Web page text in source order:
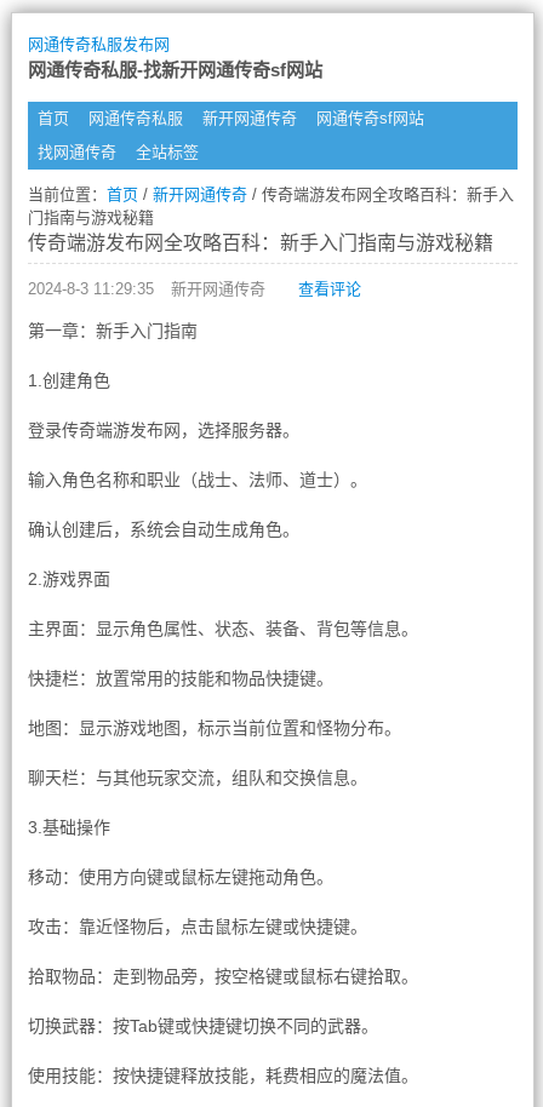
网通传奇私服发布网
网通传奇私服-找新开网通传奇sf网站
首页 网通传奇私服 新开网通传奇
网通传奇sf网站
找网通传奇
全站标签
当前位置： 首页/ 新开网通传奇/ 传奇端游发布网全攻略百科：新手入
门指南与游戏秘籍
传奇端游发布网全攻略百科：新手入门指南与游戏秘籍
2024-8-3 11:29:35 新开网通传奇 查看评论
第一章：新手入门指南
1.创建角色
登录传奇端游发布网，选择服务器。
输入角色名称和职业（战士、法师、道士）。
确认创建后，系统会自动生成角色。
2.游戏界面
主界面：显示角色属性、状态、装备、背包等信息。
快捷栏：放置常用的技能和物品快捷键。
地图：显示游戏地图，标示当前位置和怪物分布。
聊天栏：与其他玩家交流，组队和交换信息。
3.基础操作
移动：使用方向键或鼠标左键拖动角色。
攻击：靠近怪物后，点击鼠标左键或快捷键。
拾取物品：走到物品旁，按空格键或鼠标右键拾取。
切换武器：按Tab键或快捷键切换不同的武器。
使用技能：按快捷键释放技能，耗费相应的魔法值。